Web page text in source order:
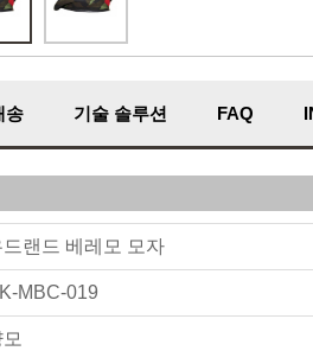
송 기술 솔루션 FAQ
드랜드 베레모 모자
MBC-019